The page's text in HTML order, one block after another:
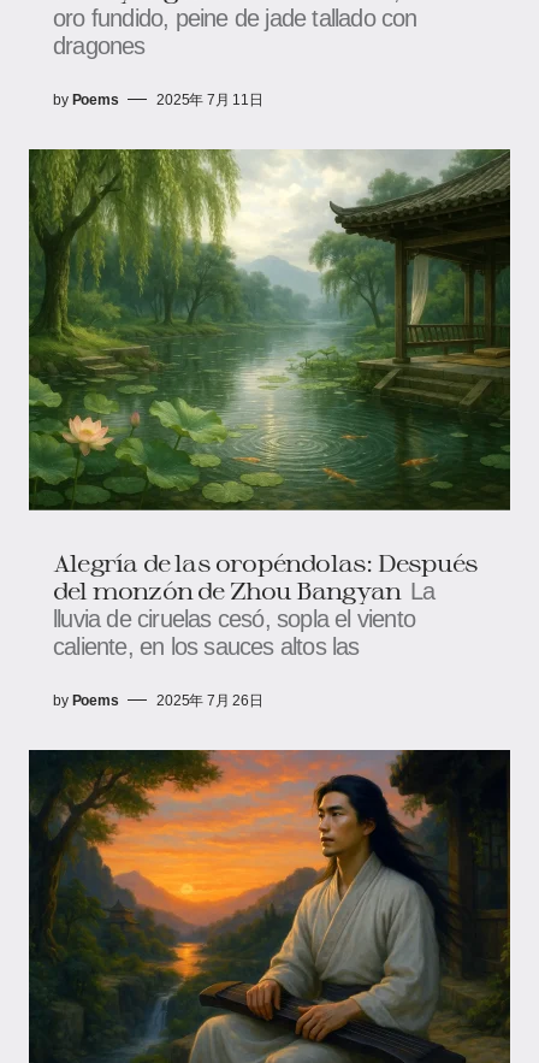
oro fundido, peine de jade tallado con
dragones
by Poems 2025年 7月 11日
Alegría de las oropéndolas: Después
del monzón de Zhou Bangyan La
lluvia de ciruelas cesó, sopla el viento
caliente, en los sauces altos las
by Poems 2025年 7月 26日